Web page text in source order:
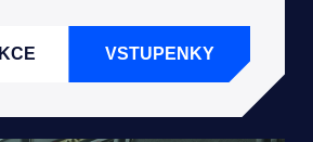
VSTUPENKY